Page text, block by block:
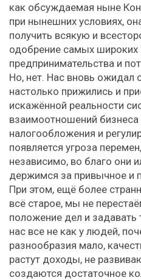
как обсуждаемая ныне
при нынешних условиях,
получить всякую и
одобрение самых широких
предпринимательства и
Но, нет. Нас вновь ожидал
настолько прижились и
искажённой реальности
взаимоотношений бизнеса
налогообложения и
появляется угроза
независимо, во благо они
держимся за привычное и
При этом, ещё более
всё старое, мы не
положение дел и
нас все не как у людей,
разнообразия мало,
растут доходы, не
создаются достаточное